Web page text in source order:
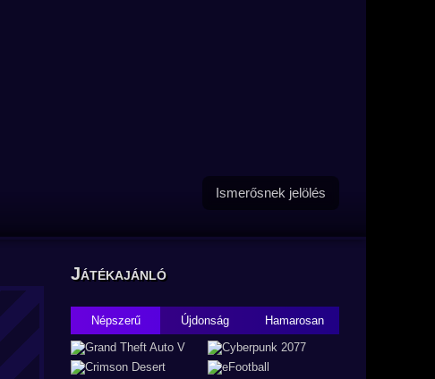
Ismerősnek jelölés
Játékajánló
Népszerű Újdonság Hamarosan